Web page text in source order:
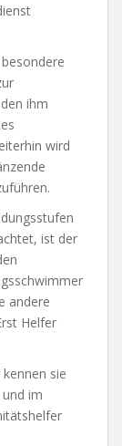
ihm
wird
ist der
andere
Helfer
sie
im